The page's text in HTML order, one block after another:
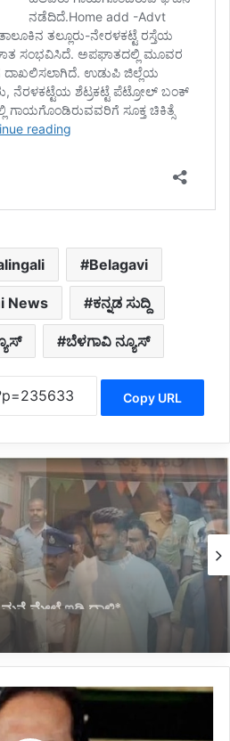
Belagavi
News ಕನ್ನಡ ಸುದ್ದಿ
ಬೆಳಗಾವಿ ನ್ಯೂಸ್
Copy URL
ಸಿಎಂ ವಿಜಯ್ ಪತ್ನಿ